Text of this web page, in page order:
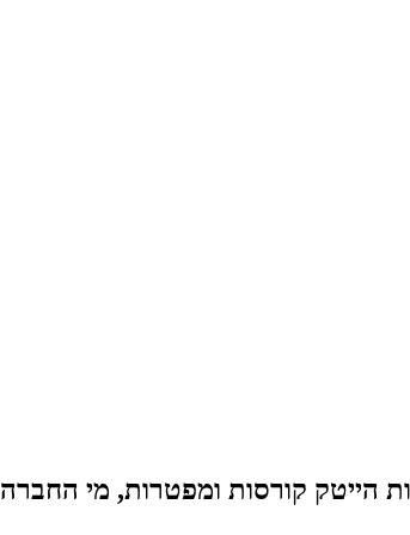
הייטק קורסות ומפטרות, מי החברה